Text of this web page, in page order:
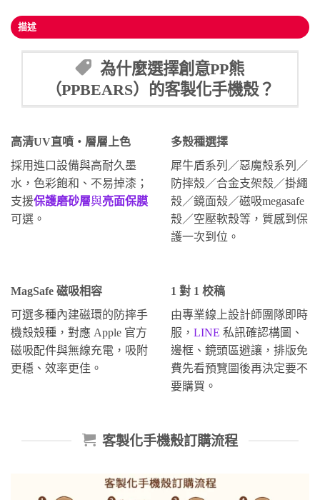
描述
為什麼選擇創意PP熊
（PPBEARS）的客製化手機殼？
高清UV直噴・層層上色
採用進口設備與高耐久墨
水，色彩飽和、不易掉漆；
支援保護磨砂層與亮面保膜
可選。
多殼種選擇
犀牛盾系列／惡魔殼系列／
防摔殼／合金支架殼／掛繩
殼／鏡面殼／磁吸megasafe
殼／空壓軟殼等，質感到保
護一次到位。
MagSafe 磁吸相容
可選多種內建磁環的防摔手
機殼殼種，對應 Apple 官方
磁吸配件與無線充電，吸附
更穩、效率更佳。
1 對 1 校稿
由專業線上設計師團隊即時
服， LINE 私訊確認構圖、
邊框、鏡頭區避讓，排版免
費先看預覽圖後再決定要不
要購買。
客製化手機殼訂購流程